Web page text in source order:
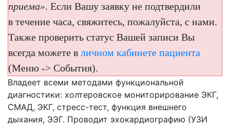
приема». Если Вашу заявку не подтвердили
в течение часа, свяжитесь, пожалуйста, с нами.
Также проверить статус Вашей записи Вы
всегда можете в личном кабинете пациента
(Меню -> События).
Владеет всеми методами функциональной
диагностики: холтеровское мониторирование ЭКГ,
СМАД, ЭКГ, стресс-тест, функция внешнего
дыхания, ЭЭГ. Проводит эхокардиографию (УЗИ